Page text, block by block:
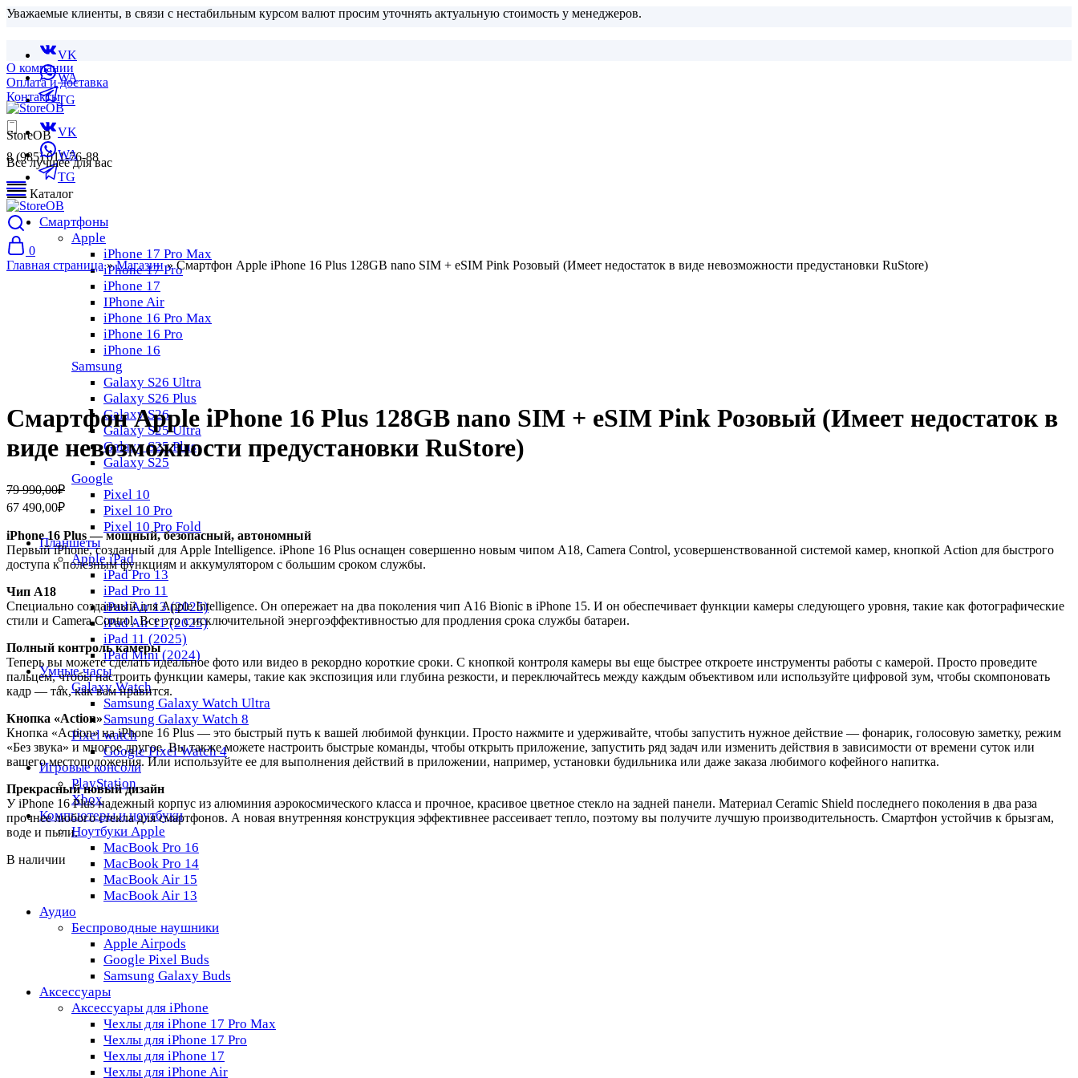
Уважаемые клиенты, в связи с нестабильным курсом валют просим уточнять актуальную стоимость у менеджеров.
VK
WA
TG
8 (985) 011-76-88
О компании
Оплата и доставка
Контакты
VK
WA
TG
StoreOB
Все лучшее для вас
Каталог
Смартфоны
Apple
iPhone 17 Pro Max
iPhone 17 Pro
iPhone 17
IPhone Air
iPhone 16 Pro Max
iPhone 16 Pro
iPhone 16
Samsung
Galaxy S26 Ultra
Galaxy S26 Plus
Galaxy S26
Galaxy S25 Ultra
Galaxy S25 Plus
Galaxy S25
Google
Pixel 10
Pixel 10 Pro
Pixel 10 Pro Fold
Планшеты
Apple iPad
iPad Pro 13
iPad Pro 11
iPad Air 13 (2025)
iPad Air 11 (2025)
iPad 11 (2025)
iPad Mini (2024)
Умные часы
Galaxy Watch
Samsung Galaxy Watch Ultra
Samsung Galaxy Watch 8
Pixel watch
Google Pixel Watch 4
Игровые консоли
PlayStation
Xbox
Компьютеры и ноутбуки
Ноутбуки Apple
MacBook Pro 16
MacBook Pro 14
MacBook Air 15
MacBook Air 13
Аудио
Беспроводные наушники
Apple Airpods
Google Pixel Buds
Samsung Galaxy Buds
Аксессуары
Аксессуары для iPhone
Чехлы для iPhone 17 Pro Max
Чехлы для iPhone 17 Pro
Чехлы для iPhone 17
Чехлы для iPhone Air
0
Главная страница»Магазин»Смартфон Apple iPhone 16 Plus 128GB nano SIM + eSIM Pink Розовый (Имеет недостаток в виде невозможности предустановки RuStore)
Смартфон Apple iPhone 16 Plus 128GB nano SIM + eSIM Pink Розовый (Имеет недостаток в
виде невозможности предустановки RuStore)
79 990,00₽
Первоначальная
цена
составляла
79
990,00₽.
67 490,00₽
Текущая
цена:
67
490,00₽.
iPhone 16 Plus — мощный, безопасный, автономный
Первый iPhone, созданный для Apple Intelligence. iPhone 16 Plus оснащен совершенно новым чипом A18, Camera Control, усовершенствованной системой камер, кнопкой Action для быстрого
доступа к полезным функциям и аккумулятором с большим сроком службы.
Чип A18
Специально созданный для Apple Intelligence. Он опережает на два поколения чип A16 Bionic в iPhone 15. И он обеспечивает функции камеры следующего уровня, такие как фотографические
стили и Camera Control. Все это с исключительной энергоэффективностью для продления срока службы батареи.
Полный контроль камеры
Теперь вы можете сделать идеальное фото или видео в рекордно короткие сроки. С кнопкой контроля камеры вы еще быстрее откроете инструменты работы с камерой. Просто проведите
пальцем, чтобы настроить функции камеры, такие как экспозиция или глубина резкости, и переключайтесь между каждым объективом или используйте цифровой зум, чтобы скомпоновать
кадр — так, как вам нравится.
Кнопка «Action»
Кнопка «Action» на iPhone 16 Plus — это быстрый путь к вашей любимой функции. Просто нажмите и удерживайте, чтобы запустить нужное действие — фонарик, голосовую заметку, режим
«Без звука» и многое другое. Вы также можете настроить быстрые команды, чтобы открыть приложение, запустить ряд задач или изменить действия в зависимости от времени суток или
вашего местоположения. Или используйте ее для выполнения действий в приложении, например, установки будильника или даже заказа любимого кофейного напитка.
Прекрасный новый дизайн
У iPhone 16 Plus надежный корпус из алюминия аэрокосмического класса и прочное, красивое цветное стекло на задней панели. Материал Ceramic Shield последнего поколения в два раза
прочнее любого стекла для смартфонов. А новая внутренняя конструкция эффективнее рассеивает тепло, поэтому вы получите лучшую производительность. Смартфон устойчив к брызгам,
воде и пыли.
В наличии